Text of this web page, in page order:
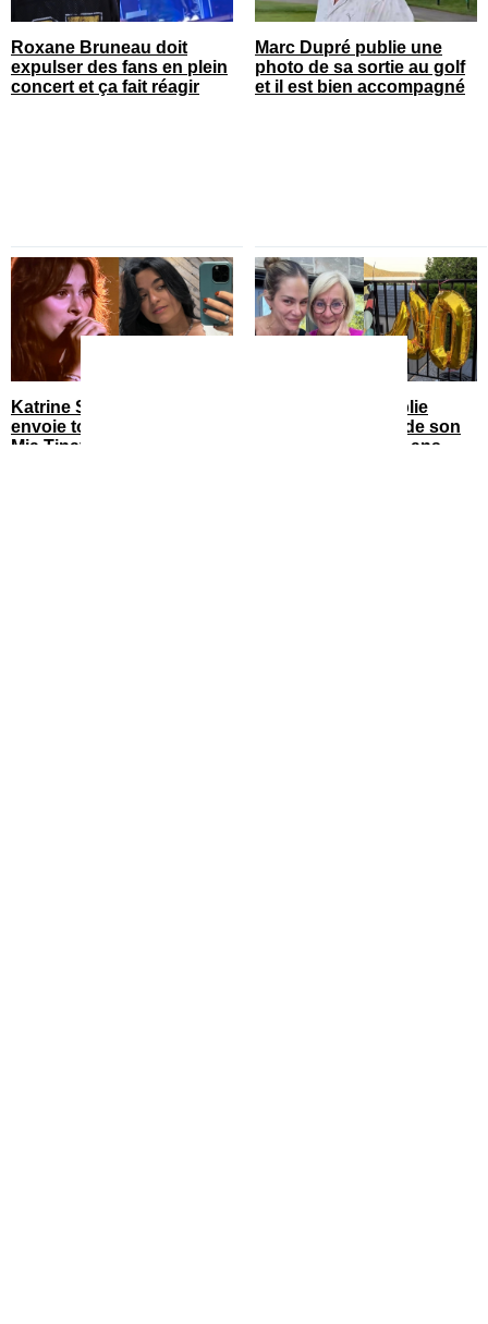
Roxane Bruneau doit
expulser des fans en plein
concert et ça fait réagir
Marc Dupré publie une
photo de sa sortie au golf
et il est bien accompagné
Katrine Sansregret sort et
envoie tout un message à
Mia Tinayre
Maripier Morin publie
toutes les images de son
party de fête de 40 ans